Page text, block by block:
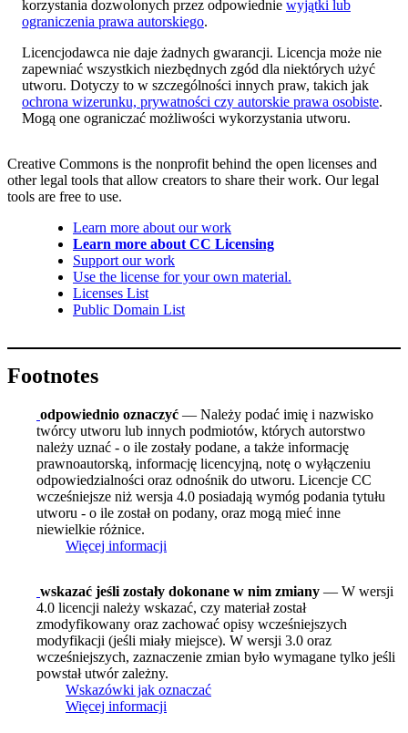
korzystania dozwolonych przez odpowiednie wyjątki lub
ograniczenia prawa autorskiego.
Licencjodawca nie daje żadnych gwarancji. Licencja może nie
zapewniać wszystkich niezbędnych zgód dla niektórych użyć
utworu. Dotyczy to w szczególności innych praw, takich jak
ochrona wizerunku, prywatności czy autorskie prawa osobiste.
Mogą one ograniczać możliwości wykorzystania utworu.
Creative Commons is the nonprofit behind the open licenses and
other legal tools that allow creators to share their work. Our legal
tools are free to use.
Learn more about our work
Learn more about CC Licensing
Support our work
Use the license for your own material.
Licenses List
Public Domain List
Footnotes
odpowiednio oznaczyć — Należy podać imię i nazwisko
twórcy utworu lub innych podmiotów, których autorstwo
należy uznać - o ile zostały podane, a także informację
prawnoautorską, informację licencyjną, notę o wyłączeniu
odpowiedzialności oraz odnośnik do utworu. Licencje CC
wcześniejsze niż wersja 4.0 posiadają wymóg podania tytułu
utworu - o ile został on podany, oraz mogą mieć inne
niewielkie różnice.
Więcej informacji
wskazać jeśli zostały dokonane w nim zmiany — W wersji
4.0 licencji należy wskazać, czy materiał został
zmodyfikowany oraz zachować opisy wcześniejszych
modyfikacji (jeśli miały miejsce). W wersji 3.0 oraz
wcześniejszych, zaznaczenie zmian było wymagane tylko jeśli
powstał utwór zależny.
Wskazówki jak oznaczać
Więcej informacji